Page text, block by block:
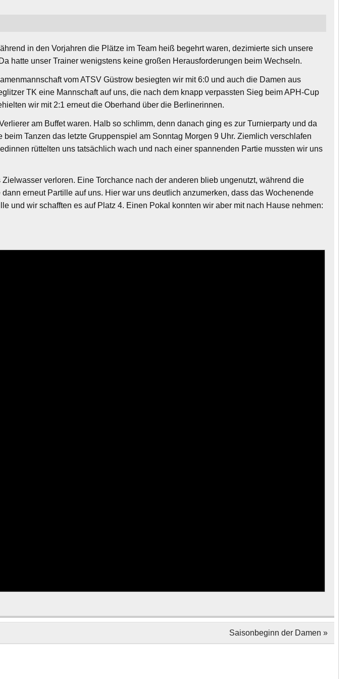
in den Vorjahren die Plätze im Team heiß begehrt waren, dezimierte sich unsere
hatte unser Trainer wenigstens keine großen Herausforderungen beim Wechseln.
vom ATSV Güstrow besiegten wir mit 6:0 und auch die Damen aus
TK eine Mannschaft auf uns, die nach dem knapp verpassten Sieg beim APH-Cup
wir mit 2:1 erneut die Oberhand über die Berlinerinnen.
am Buffet waren. Halb so schlimm, denn danach ging es zur Turnierparty und da
Tanzen das letzte Gruppenspiel am Sonntag Morgen 9 Uhr. Ziemlich verschlafen
rüttelten uns tatsächlich wach und nach einer spannenden Partie mussten wir uns
verloren. Eine Torchance nach der anderen blieb ungenutzt, während die
erneut Partille auf uns. Hier war uns deutlich anzumerken, dass das Wochenende
und wir schafften es auf Platz 4. Einen Pokal konnten wir aber mit nach Hause nehmen:
Saisonbeginn der Damen »